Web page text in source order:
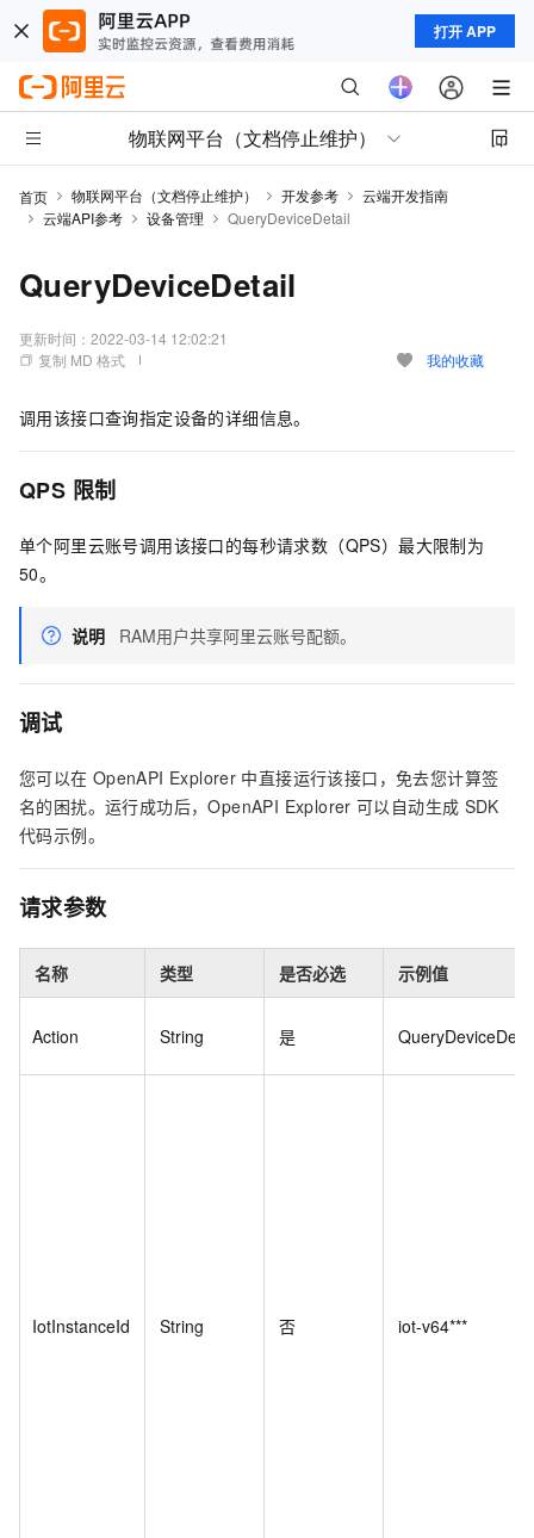
打开 APP
物联网平台（文档停止维护）
首页 物联网平台（文档停止维护） 开发参考
云端开发指南
云端API参考
设备管理 QueryDeviceDetail
QueryDeviceDetail
更新时间： 2022-03-14 12:02:21
复制 MD 格式
我的收藏
调用该接口查询指定设备的详细信息。
QPS 限制
单个阿里云账号调用该接口的每秒请求数（QPS）最大限制为
50。
说明 RAM用户共享阿里云账号配额。
调试
您可以在 OpenAPI Explorer 中直接运行该接口，免去您计算签
名的困扰。运行成功后，OpenAPI Explorer 可以自动生成 SDK
代码示例。
请求参数
名称 类型 是否必选 示例值
Action String 是
IotInstanceId String 否 iot-v64***